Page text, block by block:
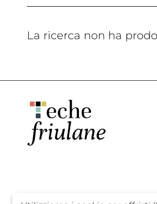
La ricerca non ha